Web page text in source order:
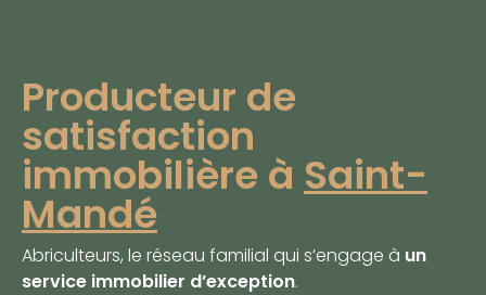
Producteur de
satisfaction
immobilière à Saint-
Mandé
Abriculteurs, le réseau familial qui s’engage à un
service immobilier d’exception.